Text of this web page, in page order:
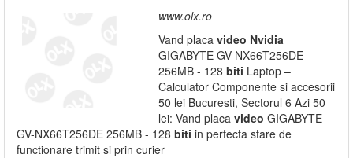
www.olx.ro
Vand placa video Nvidia
GIGABYTE GV-NX66T256DE
256MB - 128 biti Laptop –
Calculator Componente si accesorii
50 lei Bucuresti, Sectorul 6 Azi 50
lei: Vand placa video GIGABYTE
GV-NX66T256DE 256MB - 128 biti in perfecta stare de
functionare trimit si prin curier